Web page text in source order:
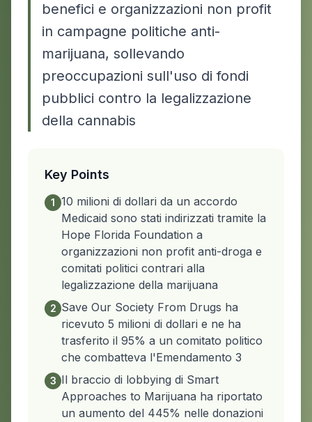
benefici e organizzazioni non profit
in campagne politiche anti-
marijuana, sollevando
preoccupazioni sull'uso di fondi
pubblici contro la legalizzazione
della cannabis
Key Points
1 10 milioni di dollari da un accordo
Medicaid sono stati indirizzati tramite la
Hope Florida Foundation a
organizzazioni non profit anti-droga e
comitati politici contrari alla
legalizzazione della marijuana
2 Save Our Society From Drugs ha
ricevuto 5 milioni di dollari e ne ha
trasferito il 95% a un comitato politico
che combatteva l'Emendamento 3
3 Il braccio di lobbying di Smart
Approaches to Marijuana ha riportato
un aumento del 445% nelle donazioni